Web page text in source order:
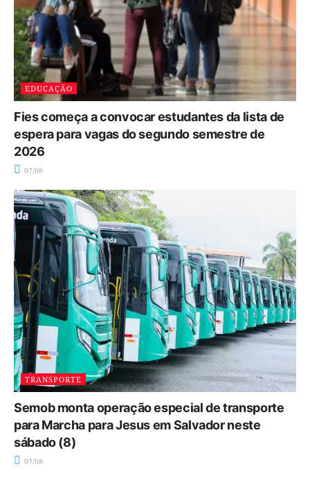
EDUCAÇÃO
Fies começa a convocar estudantes da lista de
espera para vagas do segundo semestre de
2026
07/08
TRANSPORTE
Semob monta operação especial de transporte
para Marcha para Jesus em Salvador neste
sábado (8)
07/08